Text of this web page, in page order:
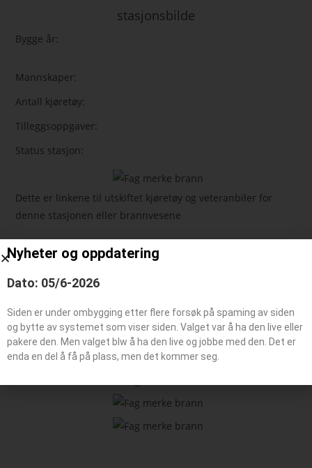
stasjonsbilde
Bygge år:
Mannskaper:
Antall kjøretøy:
Tilleggsoppgaver:
Status stasjon:
Dette er linkene til utskiftet kjøretøy og veteranbiler for
denne stasjonen eller brannvesene
Feie-/tilsynsbil, Administrasjonsbil
Påhengsvogn
Beredskaps kjøretøy
Nyheter og oppdatering
Dato: 05/6-2026
Siden er under ombygging etter flere forsøk på spaming av siden
og bytte av systemet som viser siden. Valget var å ha den live eller
pakere den. Men valget blw å ha den live og jobbe med den. Det er
enda en del å få på plass, men det kommer seg.